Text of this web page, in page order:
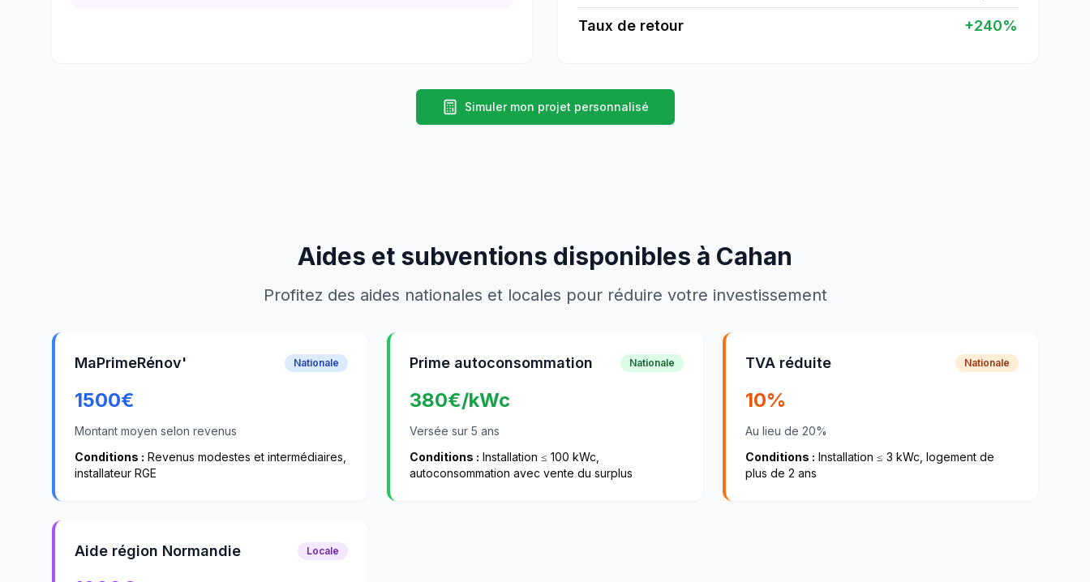
Taux de retour +240%
Simuler mon projet personnalisé
Aides et subventions disponibles à Cahan
Profitez des aides nationales et locales pour réduire votre investissement
MaPrimeRénov' Nationale
1500€
Montant moyen selon revenus
Conditions : Revenus modestes et intermédiaires,
installateur RGE
Prime autoconsommation Nationale
380€/kWc
Versée sur 5 ans
Conditions : Installation ≤ 100 kWc,
autoconsommation avec vente du surplus
TVA réduite Nationale
10%
Au lieu de 20%
Conditions : Installation ≤ 3 kWc, logement de
plus de 2 ans
Aide région Normandie Locale